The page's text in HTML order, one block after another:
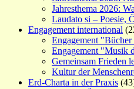
Jahresthema 2026:
Laudato si – Poesie,
Engagement international
Engagement
Engagement "Musik
Gemeinsam Frieden
Kultur der
Erd-Charta in der Praxis